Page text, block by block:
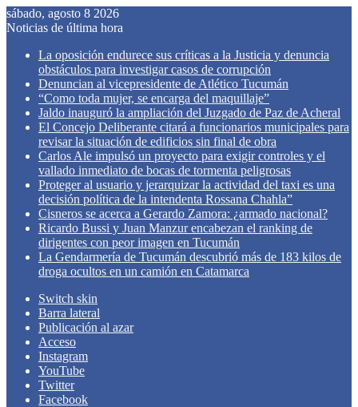
sábado, agosto 8 2026
Noticias de última hora
La oposición endurece sus críticas a la Justicia y denuncia
obstáculos para investigar casos de corrupción
Denuncian al vicepresidente de Atlético Tucumán
“Como toda mujer, se encarga del maquillaje”
Jaldo inauguró la ampliación del Juzgado de Paz de Acheral
El Concejo Deliberante citará a funcionarios municipales para
revisar la situación de edificios sin final de obra
Carlos Ale impulsó un proyecto para exigir controles y el
vallado inmediato de bocas de tormenta peligrosas
Proteger al usuario y jerarquizar la actividad del taxi es una
decisión política de la intendenta Rossana Chahla”
Cisneros se acerca a Gerardo Zamora: ¿armado nacional?
Ricardo Bussi y Juan Manzur encabezan el ranking de
dirigentes con peor imagen en Tucumán
La Gendarmería de Tucumán descubrió más de 183 kilos de
droga ocultos en un camión en Catamarca
Switch skin
Barra lateral
Publicación al azar
Acceso
Instagram
YouTube
Twitter
Facebook